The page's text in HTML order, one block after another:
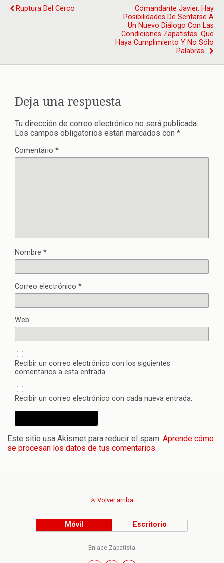
Ruptura Del Cerco
Comandante Javier. Hay
Posibilidades De Sentarse A
Un Nuevo Diálogo Con Las
Condiciones Zapatistas: Que
Haya Cumplimiento Y No Sólo
Palabras.
Deja una respuesta
Tu dirección de correo electrónico no será publicada.
Los campos obligatorios están marcados con *
Comentario *
Nombre *
Correo electrónico *
Web
Recibir un correo electrónico con los siguientes
comentarios a esta entrada.
Recibir un correo electrónico con cada nueva entrada.
Este sitio usa Akismet para reducir el spam. Aprende cómo
se procesan los datos de tus comentarios.
Volver arriba
Móvil Escritorio
Enlace Zapatista